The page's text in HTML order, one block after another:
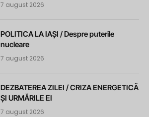
7 august 2026
POLITICA LA IAȘI / Despre puterile
nucleare
7 august 2026
DEZBATEREA ZILEI / CRIZA ENERGETICĂ
ȘI URMĂRILE EI
7 august 2026